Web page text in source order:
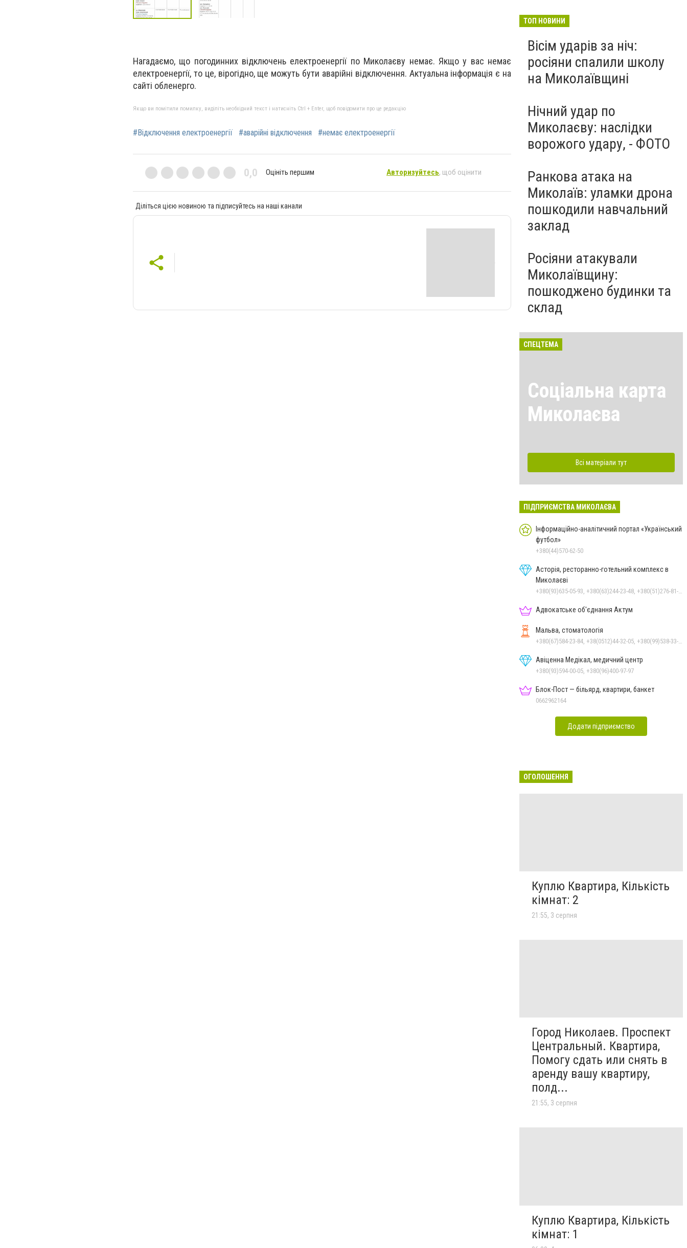
Нагадаємо, що погодинних відключень електроенергії по Миколаєву немає. Якщо у вас немає
електроенергії, то це, вірогідно, ще можуть бути аварійні відключення. Актуальна інформація є на
сайті обленерго.
Якщо ви помітили помилку, виділіть необхідний текст і натисніть Ctrl + Enter, щоб повідомити про це редакцію
#Відключення електроенергії #аварійні відключення #немає електроенергії
0,0 Оцініть першим Авторизуйтесь, щоб оцінити
Діліться цією новиною та підписуйтесь на наші канали
ТОП НОВИНИ
Вісім ударів за ніч:
росіяни спалили школу
на Миколаївщині
Нічний удар по
Миколаєву: наслідки
ворожого удару, - ФОТО
Ранкова атака на
Миколаїв: уламки дрона
пошкодили навчальний
заклад
Росіяни атакували
Миколаївщину:
пошкоджено будинки та
склад
СПЕЦТЕМА
Соціальна карта
Миколаєва
Всі матеріали тут
ПІДПРИЄМСТВА МИКОЛАЄВА
Інформаційно-аналітичний портал «Український
футбол»
+380(44)570-62-50
Асторія, ресторанно-готельний комплекс в
Миколаєві
Адвокатське об'єднання Актум
Мальва, стоматологія
Авіценна Медікал, медичний центр
+380(93)594-00-05, +380(96)400-97-97
Блок-Пост — більярд, квартири, банкет
0662962164
Додати підприємство
ОГОЛОШЕННЯ
Куплю Квартира, Кількість
кімнат: 2
21:55, 3 серпня
Город Николаев. Проспект
Центральный. Квартира,
Помогу сдать или снять в
аренду вашу квартиру,
полд...
21:55, 3 серпня
Куплю Квартира, Кількість
кімнат: 1